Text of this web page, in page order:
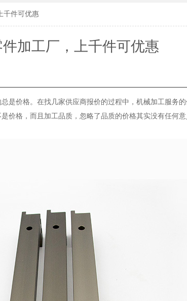
千件可优惠
加工厂，上千件可优惠
是价格。在找几家供应商报价的过程中，机械加工服务
价格，而且加工品质，忽略了品质的价格其实没有任何意